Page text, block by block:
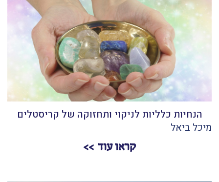
הנחיות כלליות לניקוי ותחזוקה של קריסטלים
מיכל ביאל
קראו עוד